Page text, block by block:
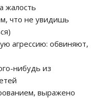
жалость
что не увидишь
агрессию: обвиняют,
нибудь из
выражено